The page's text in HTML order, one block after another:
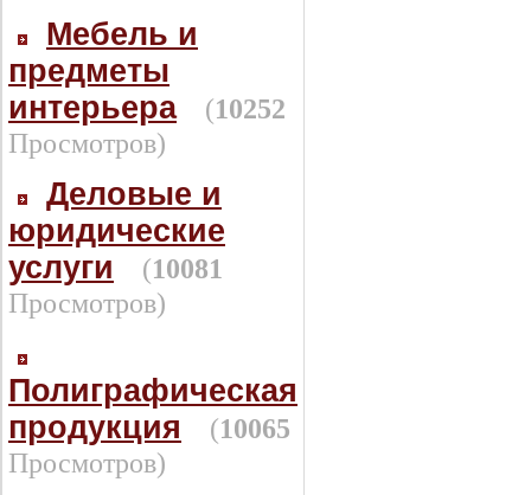
Мебель и
предметы
интерьера
(10252
Просмотров)
Деловые и
юридические
услуги
(10081
Просмотров)
Полиграфическая
продукция
(10065
Просмотров)